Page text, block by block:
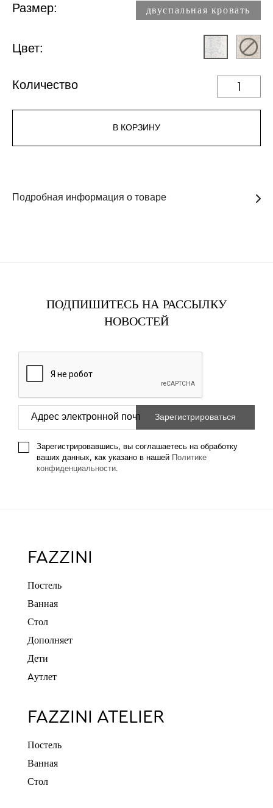
Размер: двуспальная кровать
Цвет:
Количество
В КОРЗИНУ
Подробная информация о товаре
ПОДПИШИТЕСЬ НА РАССЫЛКУ
НОВОСТЕЙ
Зарегистрировавшись, вы соглашаетесь на обработку
ваших данных, как указано в нашей
Политике
конфиденциальности.
FAZZINI
Постель
Ванная
Стол
Дополняет
Дети
Aутлет
FAZZINI ATELIER
Постель
Ванная
Стол